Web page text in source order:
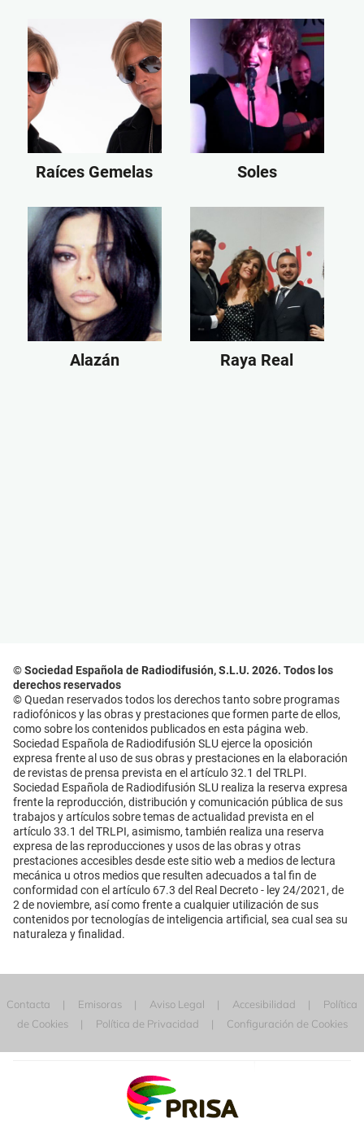
Raíces Gemelas Soles
Alazán Raya Real
© Sociedad Española de Radiodifusión, S.L.U. 2026. Todos los
derechos reservados
© Quedan reservados todos los derechos tanto sobre programas
radiofónicos y las obras y prestaciones que formen parte de ellos,
como sobre los contenidos publicados en esta página web.
Sociedad Española de Radiodifusión SLU ejerce la oposición
expresa frente al uso de sus obras y prestaciones en la elaboración
de revistas de prensa prevista en el artículo 32.1 del TRLPI.
Sociedad Española de Radiodifusión SLU realiza la reserva expresa
frente la reproducción, distribución y comunicación pública de sus
trabajos y artículos sobre temas de actualidad prevista en el
artículo 33.1 del TRLPI, asimismo, también realiza una reserva
expresa de las reproducciones y usos de las obras y otras
prestaciones accesibles desde este sitio web a medios de lectura
mecánica u otros medios que resulten adecuados a tal fin de
conformidad con el artículo 67.3 del Real Decreto - ley 24/2021, de
2 de noviembre, así como frente a cualquier utilización de sus
contenidos por tecnologías de inteligencia artificial, sea cual sea su
naturaleza y finalidad.
Contacta Emisoras Aviso Legal Accesibilidad
Política
de Cookies
Política de Privacidad Configuración de Cookies